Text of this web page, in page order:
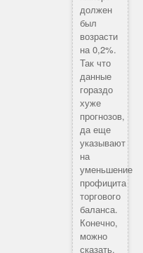
должен
был
возрасти
на 0,2%.
Так что
данные
гораздо
хуже
прогнозов,
да еще
указывают
на
уменьшение
профицита
торгового
баланса.
Конечно,
можно
сказать,